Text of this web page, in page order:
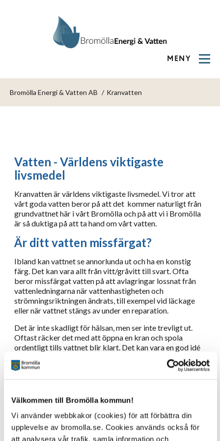
Välkommen till Bromölla kommun!
Vi använder webbkakor (cookies) för att förbättra din
upplevelse av bromolla.se. Cookies används också för
att analysera vår trafik, samla information och
MENY
Bromölla Energi & Vatten AB Kranvatten
Vatten - Världens viktigaste
livsmedel
Kranvatten är världens viktigaste livsmedel. Vi tror att
vårt goda vatten beror på att det kommer naturligt från
grundvattnet här i vårt Bromölla och på att vi i Bromölla
är så duktiga på att ta hand om vårt vatten.
Är ditt vatten missfärgat?
Ibland kan vattnet se annorlunda ut och ha en konstig
färg. Det kan vara allt från vitt/gråvitt till svart. Ofta
beror missfärgat vatten på att avlagringar lossnat från
vattenledningarna när vattenhastigheten och
strömningsriktningen ändrats, till exempel vid läckage
eller när vattnet stängs av under en reparation.
Det är inte skadligt för hälsan, men ser inte trevligt ut.
Oftast räcker det med att öppna en kran och spola
ordentligt tills vattnet blir klart. Det kan vara en god idé
att prata med grannarna och se efter om de har samma
problem.
efter en stunds spolning.
Brunt/Gult:
Om vattnet är brunaktigt kan rost följa med vattnet från